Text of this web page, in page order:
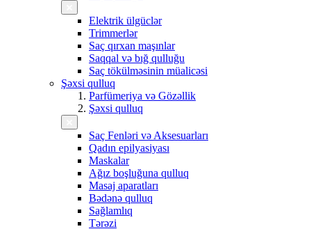
Elektrik ülgüclər
Trimmerlər
Saç qırxan maşınlar
Saqqal və bığ qulluğu
Saç tökülməsinin müalicəsi
Şəxsi qulluq
Parfümeriya və Gözəllik
Şəxsi qulluq
Saç Fenləri və Aksesuarları
Qadın epilyasiyası
Maskalar
Ağız boşluğuna qulluq
Masaj aparatları
Bədənə qulluq
Sağlamlıq
Tərəzi